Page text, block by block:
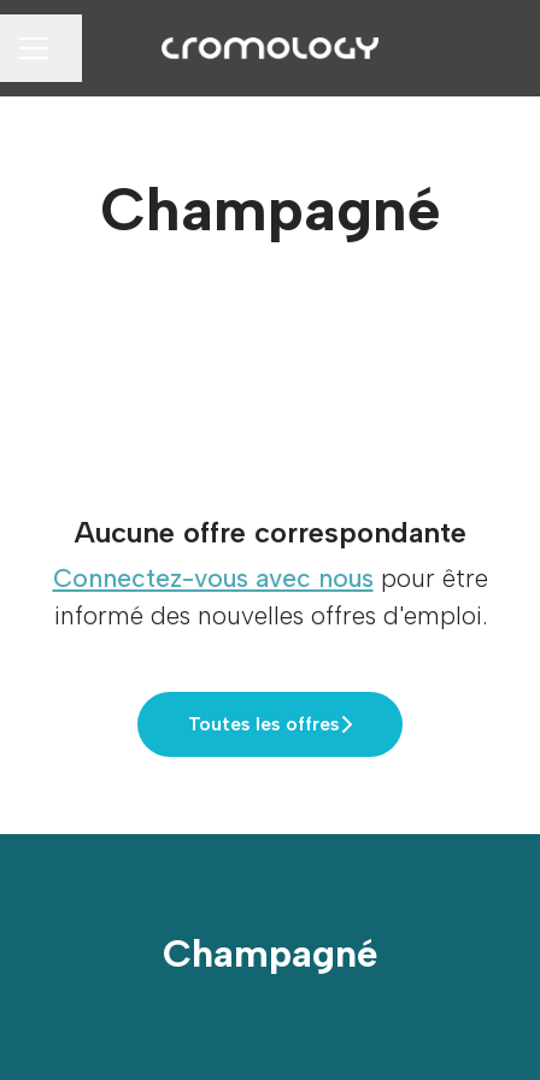
Partager la page
Champagné
Aucune offre correspondante
Connectez-vous avec nous pour être
informé des nouvelles offres d'emploi.
Toutes les offres
Champagné